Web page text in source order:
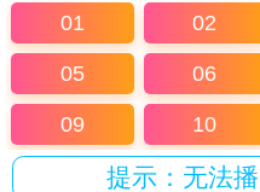
01 02
05 06
09 10
提示：无法